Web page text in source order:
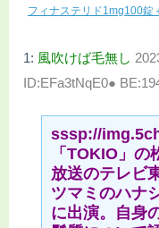
フィナステリド1mg100錠
1: 風吹けば毛無し
ID:EFa3tNqE0●
sssp://
「TOKIO」
放送のテレビ
ツマミのハナ
に出演。自身